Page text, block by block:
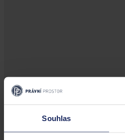
Souhlas